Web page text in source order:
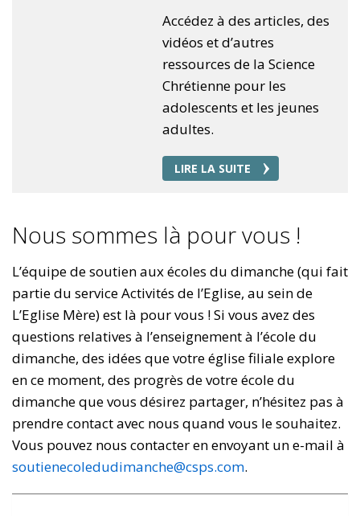
Accédez à des articles, des
vidéos et d’autres
ressources de la Science
Chrétienne pour les
adolescents et les jeunes
adultes.
LIRE LA SUITE
Nous sommes là pour vous !
L’équipe de soutien aux écoles du dimanche (qui fait
partie du service Activités de l’Eglise, au sein de
L’Eglise Mère) est là pour vous ! Si vous avez des
questions relatives à l’enseignement à l’école du
dimanche, des idées que votre église filiale explore
en ce moment, des progrès de votre école du
dimanche que vous désirez partager, n’hésitez pas à
prendre contact avec nous quand vous le souhaitez.
Vous pouvez nous contacter en envoyant un e-mail à
soutienecoledudimanche@csps.com.